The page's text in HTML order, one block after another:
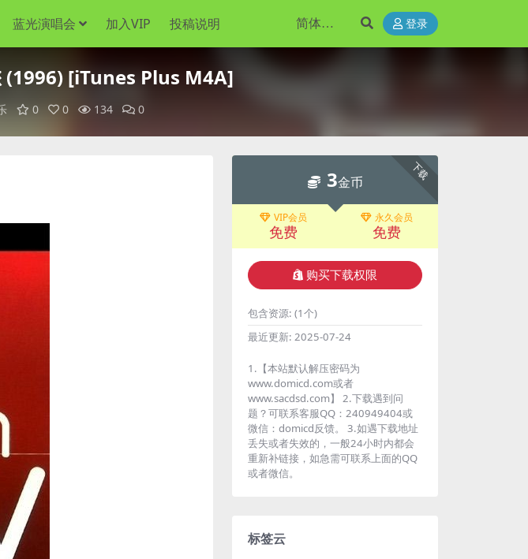
蓝光演唱会 加入VIP 投稿说明 登录
(1996) [iTunes Plus M4A]
0 0 134 0
下载
3金币
VIP会员
免费
永久会员
免费
购买下载权限
包含资源: (1个)
最近更新: 2025-07-24
1.【本站默认解压密码为
www.domicd.com或者
www.sacdsd.com】 2.下载遇到问
题？可联系客服QQ：240949404或
微信：domicd反馈。 3.如遇下载地址
丢失或者失效的，一般24小时内都会
重新补链接，如急需可联系上面的QQ
或者微信。
标签云